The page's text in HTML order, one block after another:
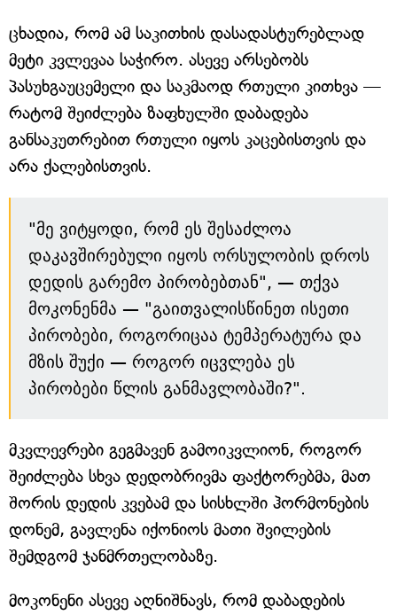
ცხადია, რომ ამ საკითხის დასადასტურებლად
მეტი კვლევაა საჭირო. ასევე არსებობს
პასუხგაუცემელი და საკმაოდ რთული კითხვა —
რატომ შეიძლება ზაფხულში დაბადება
განსაკუთრებით რთული იყოს კაცებისთვის და
არა ქალებისთვის.
"მე ვიტყოდი, რომ ეს შესაძლოა
დაკავშირებული იყოს ორსულობის დროს
დედის გარემო პირობებთან", — თქვა
მოკონენმა — "გაითვალისწინეთ ისეთი
პირობები, როგორიცაა ტემპერატურა და
მზის შუქი — როგორ იცვლება ეს
პირობები წლის განმავლობაში?".
მკვლევრები გეგმავენ გამოიკვლიონ, როგორ
შეიძლება სხვა დედობრივმა ფაქტორებმა, მათ
შორის დედის კვებამ და სისხლში ჰორმონების
დონემ, გავლენა იქონიოს მათი შვილების
შემდგომ ჯანმრთელობაზე.
მოკონენი ასევე აღნიშნავს, რომ დაბადების